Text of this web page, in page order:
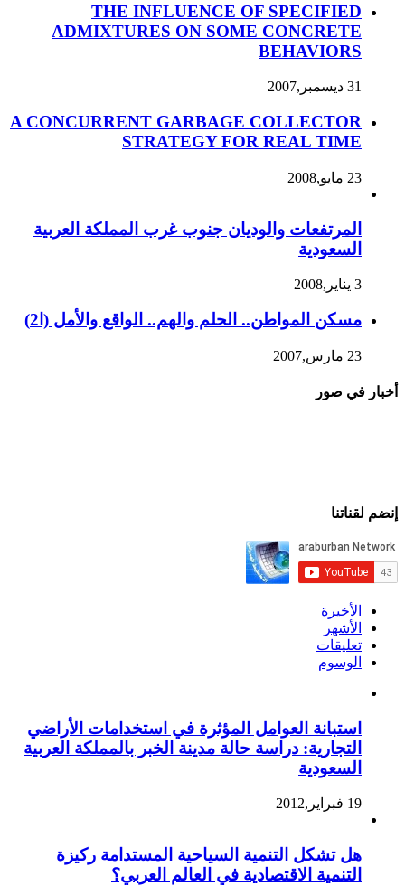
THE INFLUENCE OF SPECIFIED
ADMIXTURES ON SOME CONCRETE
BEHAVIORS
31 ديسمبر,2007
A CONCURRENT GARBAGE COLLECTOR
STRATEGY FOR REAL TIME
23 مايو,2008
المرتفعات والوديان جنوب غرب المملكة العربية
السعودية
3 يناير,2008
مسكن المواطن.. الحلم والهم.. الواقع والأمل (ا2)
23 مارس,2007
أخبار في صور
إنضم لقناتنا
الأخيرة
الأشهر
تعليقات
الوسوم
استبانة العوامل المؤثرة في استخدامات الأراضي
التجارية: دراسة حالة مدينة الخبر بالمملكة العربية
السعودية
19 فبراير,2012
هل تشكل التنمية السياحية المستدامة ركيزة
التنمية الاقتصادية في العالم العربي؟